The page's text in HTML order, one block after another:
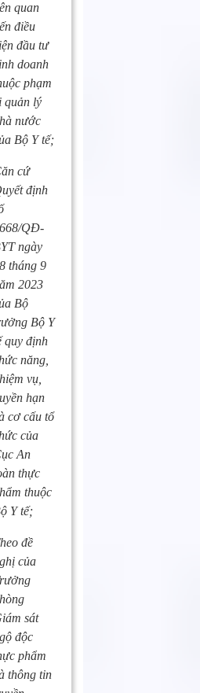
quan
điều
đầu tư
doanh
phạm
quản lý
nước
Bộ Y tế;
cứ
định
QĐ-
ngày
tháng 9
2023
Bộ
Bộ Y
quy định
năng,
vụ,
hạn
cơ cấu tổ
của
An
thực
thuộc
Y tế;
đề
của
sát
độc
phẩm
thông tin